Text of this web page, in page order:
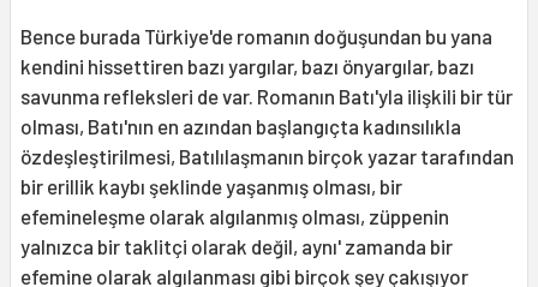
Bence burada Türkiye'de romanın doğuşundan bu yana
kendini hissettiren bazı yargılar, bazı önyargılar, bazı
savunma refleksleri de var. Romanın Batı'yla ilişkili bir tür
olması, Batı'nın en azından başlangıçta kadınsılıkla
özdeşleştirilmesi, Batılılaşmanın birçok yazar tarafından
bir erillik kaybı şeklinde yaşanmış olması, bir
efemineleşme olarak algılanmış olması, züppenin
yalnızca bir taklitçi olarak değil, aynı' zamanda bir
efemine olarak algılanması gibi birçok şey çakışıyor